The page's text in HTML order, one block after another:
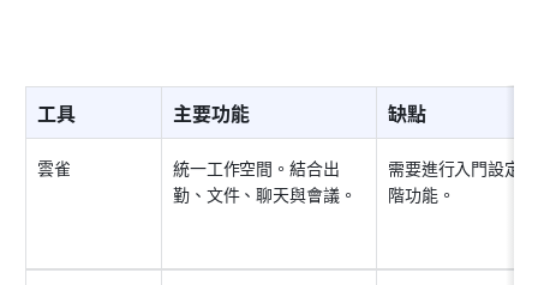
工具 主要功能 缺點
雲雀
統一工作空間。結合出
勤、文件、聊天與會議。
需要進行入門設定
階功能。